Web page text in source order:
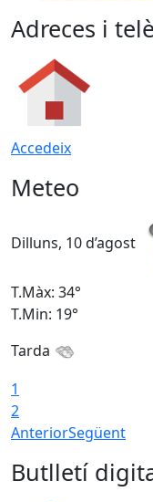
Adreces i
Accedeix
Meteo
Dilluns, 10 d’agost
T.Màx: 34°
T.Min: 19°
Tarda
1
2
AnteriorSegüent
Butlletí